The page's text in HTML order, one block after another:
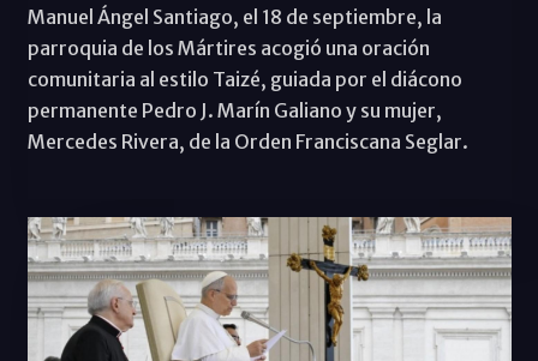
Manuel Ángel Santiago, el 18 de septiembre, la
parroquia de los Mártires acogió una oración
comunitaria al estilo Taizé, guiada por el diácono
permanente Pedro J. Marín Galiano y su mujer,
Mercedes Rivera, de la Orden Franciscana Seglar.